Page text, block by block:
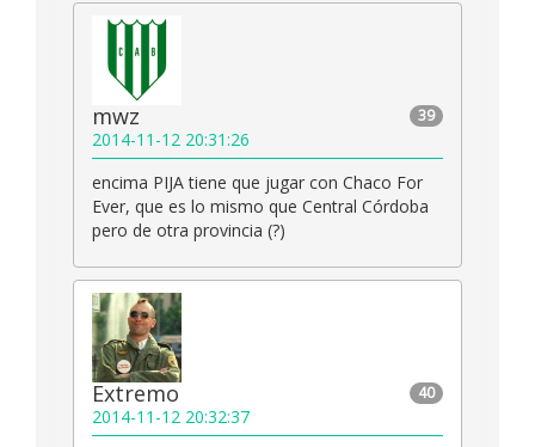
39
mwz
2014-11-12 20:31:26
encima PIJA tiene que jugar con Chaco For
Ever, que es lo mismo que Central Córdoba
pero de otra provincia (?)
40
Extremo
2014-11-12 20:32:37